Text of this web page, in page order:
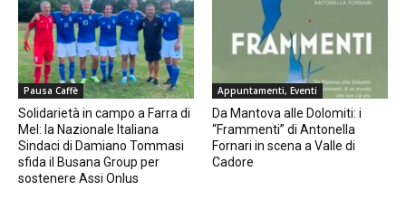
Pausa Caffè
Solidarietà in campo a Farra di
Mel: la Nazionale Italiana
Sindaci di Damiano Tommasi
sfida il Busana Group per
sostenere Assi Onlus
Appuntamenti, Eventi
Da Mantova alle Dolomiti: i
“Frammenti” di Antonella
Fornari in scena a Valle di
Cadore